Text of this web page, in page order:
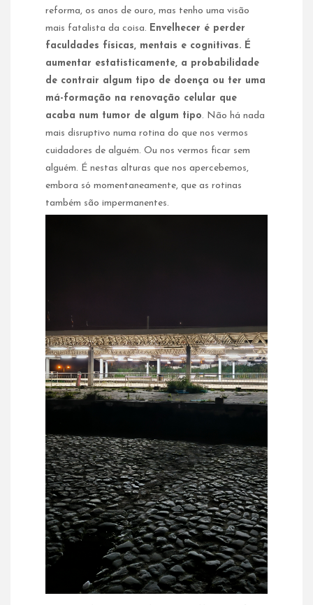
reforma, os anos de ouro, mas tenho uma visão
mais fatalista da coisa. Envelhecer é perder
faculdades físicas, mentais e cognitivas. É
aumentar estatisticamente, a probabilidade
de contrair algum tipo de doença ou ter uma
má-formação na renovação celular que
acaba num tumor de algum tipo. Não há nada
mais disruptivo numa rotina do que nos vermos
cuidadores de alguém. Ou nos vermos ficar sem
alguém. É nestas alturas que nos apercebemos,
embora só momentaneamente, que as rotinas
também são impermanentes.